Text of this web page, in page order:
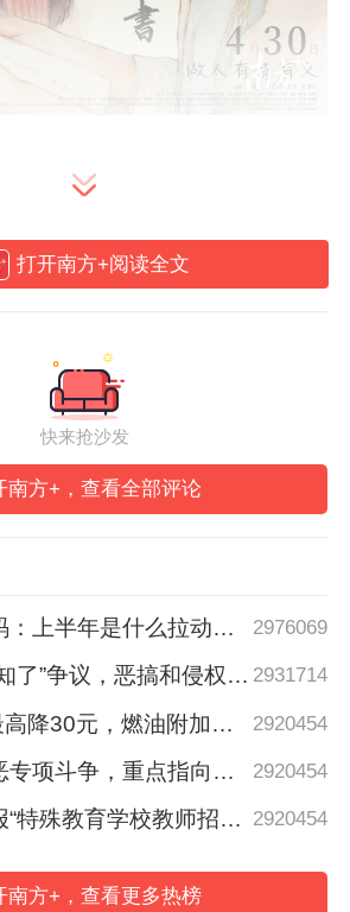
全民共情，票房一路上扬突
处可供探讨的颇多。而以下
启示，颇值得当今电影人借
，讲述地方文化与故事
的第一步。地方故事与文化
要来源，也是新时代电影讲
全国各地自然风物、人文历
选题地方本土故事，以地方
貌，让丰富多样的地域文脉
国叙事，是全方位、立体化
打开南方+阅读全文
快来抢沙发
南方+，查看全部评论
税收数据解码：上半年是什么拉动广东经济加速增长？ 2976069
鸿蒙回应“竹知了”争议，恶搞和侵权的边界在哪里？ 2931714
今日热搜 | 最高降30元，燃油附加费今起下调 2920454
深化扫黑除恶专项斗争，重点指向这些黑恶势力 2920454
湛江雷州通报“特殊教育学校教师招聘存在违规行为” 2920454
南方+，查看更多热榜